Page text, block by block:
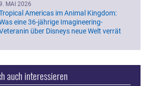
MAI 2026
Americas im Animal Kingdom:
eine 36-jährige Imagineering-
über Disneys neue Welt verrät
auch interessieren